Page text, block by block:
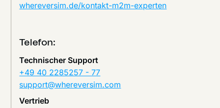
whereversim.de/kontakt-m2m-experten
Telefon:
Technischer Support
+49 40 2285257 - 77
support@whereversim.com
Vertrieb